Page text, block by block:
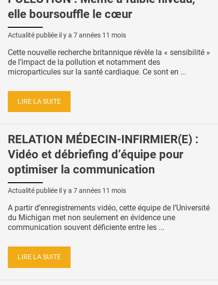
elle boursouffle le cœur
Actualité publiée il y a 7 années 11 mois
Cette nouvelle recherche britannique révèle la « sensibilité »
de l’impact de la pollution et notamment des
microparticules sur la santé cardiaque. Ce sont en ...
LIRE LA SUITE
RELATION MÉDECIN-INFIRMIER(E) :
Vidéo et débriefing d’équipe pour
optimiser la communication
Actualité publiée il y a 7 années 11 mois
A partir d’enregistrements vidéo, cette équipe de l’Université
du Michigan met non seulement en évidence une
communication souvent déficiente entre les ...
LIRE LA SUITE